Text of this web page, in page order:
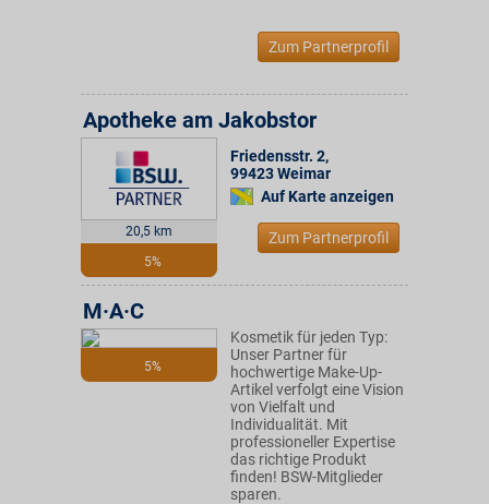
Zum Partnerprofil
20,5 km
5%
Apotheke am Jakobstor
Friedensstr. 2,
99423Weimar
Auf Karte anzeigen
Zum Partnerprofil
5%
M·A·C
Kosmetik für jeden Typ:
Unser Partner für
hochwertige Make-Up-
Artikel verfolgt eine Vision
von Vielfalt und
Individualität. Mit
professioneller Expertise
das richtige Produkt
finden! BSW-Mitglieder
sparen.